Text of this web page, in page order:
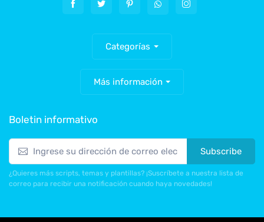
Categorías
Más información
Boletin informativo
Subscribe
¿Quieres más scripts, temas y plantillas? ¡Suscríbete a nuestra lista de
correo para recibir una notificación cuando haya novedades!